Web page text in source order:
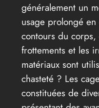
généralement un
usage prolongé
contours du
frottements et les
matériaux sont
chasteté ? Les
constituées de